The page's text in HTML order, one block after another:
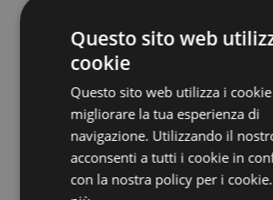
"cantava” da quello che produceva
sordo, con un semplice metodo: i
portati a valle facendoli scorrere in
risine, durante il percorso, gli alberi
sponde di questi condotti,
svelavano la loro natura.
Questo sito web
cookie
Questo sito web utilizza i
migliorare la tua esperienza di
navigazione. Utilizzando il
acconsenti a tutti i cookie in
con la nostra policy per i cookie.